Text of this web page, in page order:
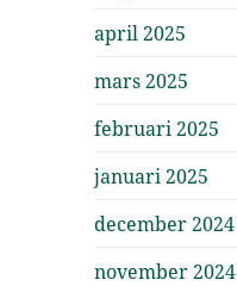
april 2025
mars 2025
februari 2025
januari 2025
december 2024
november 2024